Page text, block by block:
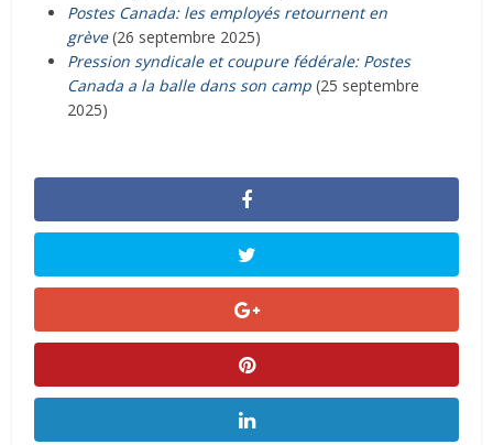
Postes Canada: les employés retournent en
grève(26 septembre 2025)
Pression syndicale et coupure fédérale: Postes
Canada a la balle dans son camp (25 septembre
2025)